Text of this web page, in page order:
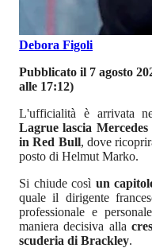
Debora Figoli
Pubblicato il 7 agosto
alle 17:12)
L'ufficialità è arrivata
Lagrue lascia
in Red Bull, dove
posto di Helmut Marko.
Si chiude così un
quale il dirigente
professionale e
maniera decisiva alla
scuderia di Brackley.